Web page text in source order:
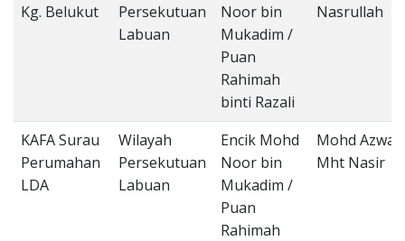
Kg. Belukut
Persekutuan
Labuan
Noor bin
Mukadim /
Puan
Rahimah
binti Razali
Nasrullah
KAFA Surau
Perumahan
LDA
Wilayah
Persekutuan
Labuan
Encik Mohd
Noor bin
Mukadim /
Puan
Rahimah
Mohd
Mht Nasir